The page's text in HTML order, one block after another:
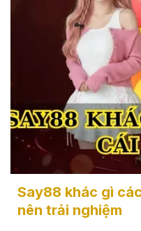
Say88 khác gì các
Say88 khác gì
nên trải nghiệm